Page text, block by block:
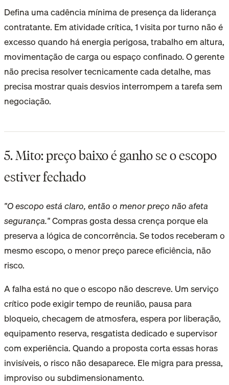
Defina uma cadência mínima de presença da liderança
contratante. Em atividade crítica, 1 visita por turno não é
excesso quando há energia perigosa, trabalho em altura,
movimentação de carga ou espaço confinado. O gerente
não precisa resolver tecnicamente cada detalhe, mas
precisa mostrar quais desvios interrompem a tarefa sem
negociação.
5. Mito: preço baixo é ganho se o escopo
estiver fechado
"O escopo está claro, então o menor preço não afeta
segurança."Compras gosta dessa crença porque ela
preserva a lógica de concorrência. Se todos receberam o
mesmo escopo, o menor preço parece eficiência, não
risco.
A falha está no que o escopo não descreve. Um serviço
crítico pode exigir tempo de reunião, pausa para
bloqueio, checagem de atmosfera, espera por liberação,
equipamento reserva, resgatista dedicado e supervisor
com experiência. Quando a proposta corta essas horas
invisíveis, o risco não desaparece. Ele migra para pressa,
improviso ou subdimensionamento.